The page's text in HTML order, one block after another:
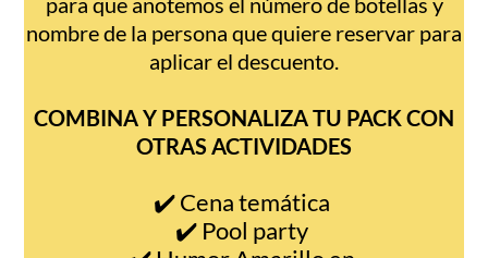
nombre de la persona que quiere reservar para
aplicar el descuento.
COMBINA Y PERSONALIZA TU PACK CON
OTRAS ACTIVIDADES
✔️ Cena temática
✔️ Pool party